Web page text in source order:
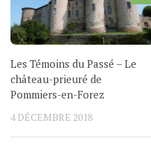
Les Témoins du Passé – Le
château-prieuré de
Pommiers-en-Forez
4 DÉCEMBRE 2018